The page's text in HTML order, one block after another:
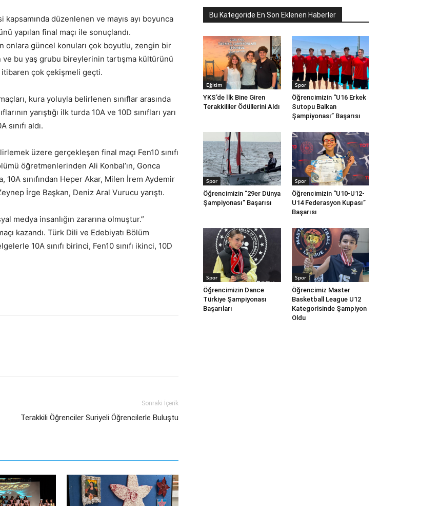
düzenlenen ve mayıs ayı boyunca
yapılan final maçı ile sonuçlandı.
güncel konuları çok boyutlu, zengin bir
bu yaş grubu bireylerinin tartışma kültürünü
itibaren çok çekişmeli geçti.
kura yoluyla belirlenen sınıflar arasında
yarıştığı ilk turda 10A ve 10D sınıfları yarı
sınıfı aldı.
üzere gerçekleşen final maçı Fen10 sınıfı
öğretmenlerinden Ali Konbal’ın, Gonca
10A sınıfından Heper Akar, Milen İrem Aydemir
İrge Başkan, Deniz Aral Vurucu yarıştı.
medya insanlığın zararına olmuştur.”
kazandı. Türk Dili ve Edebiyatı Bölüm
10A sınıfı birinci, Fen10 sınıfı ikinci, 10D
Sonraki İçerik
Terakkili Öğrenciler Suriyeli Öğrencilerle Buluştu
Bu Kategoride En Son Eklenen Haberler
Eğitim
YKS’de İlk Bine Giren
Terakkililer Ödüllerini Aldı
Spor
Öğrencimizin “U16 Erkek
Sutopu Balkan
Şampiyonası” Başarısı
Spor
Öğrencimizin “29er Dünya
Şampiyonası” Başarısı
Spor
Öğrencimizin “U10-U12-
U14 Federasyon Kupası”
Başarısı
Spor
Öğrencimizin Dance
Türkiye Şampiyonası
Başarıları
Spor
Öğrencimiz Master
Basketball League U12
Kategorisinde Şampiyon
Oldu